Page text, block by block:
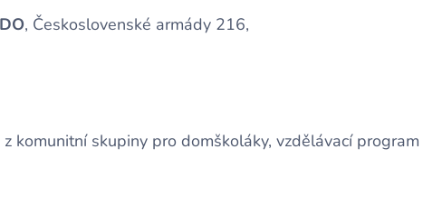
, Československé armády 216,
komunitní skupiny pro domškoláky, vzdělávací program